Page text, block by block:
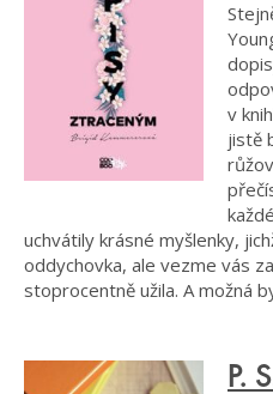
v
jistě
uchvátily krásné myšlenky,
oddychovka, ale vezme vás
stoprocentně užila. A možná
P.